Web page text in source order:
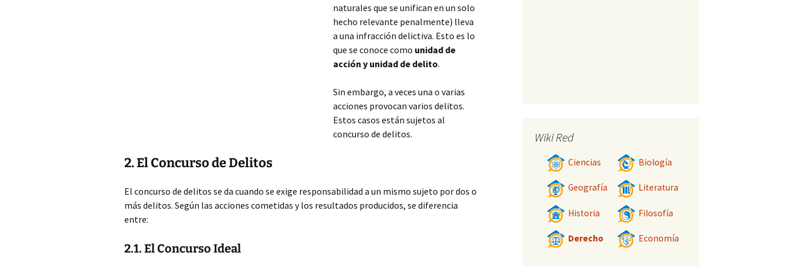
naturales que se unifican en un solo
hecho relevante penalmente) lleva
a una infracción delictiva. Esto es lo
que se conoce como unidad de
acción y unidad de delito.
Sin embargo, a veces una o varias
acciones provocan varios delitos.
Estos casos están sujetos al
concurso de delitos.
2. El Concurso de Delitos
El concurso de delitos se da cuando se exige responsabilidad a un mismo sujeto por dos o
más delitos. Según las acciones cometidas y los resultados producidos, se diferencia
entre:
2.1. El Concurso Ideal
Wiki Red
Ciencias Biología
Geografía Literatura
Historia Filosofía
Derecho Economía